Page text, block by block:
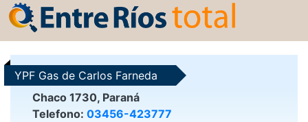
YPF Gas de Carlos Farneda
Chaco 1730, Paraná
Telefono: 03456-423777